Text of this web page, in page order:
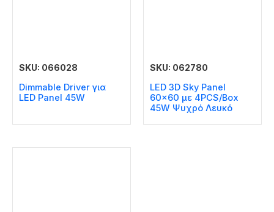
SKU: 066028
Dimmable Driver για
LED Panel 45W
SKU: 062780
LED 3D Sky Panel
60×60 με 4PCS/Box
45W Ψυχρό Λευκό